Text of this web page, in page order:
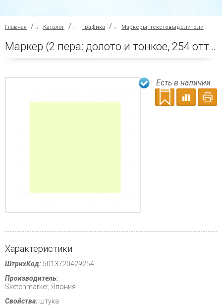
Главная → Каталог → Графика → Маркеры, текстовыделители
Маркер (2 пера: долото и тонкое, 254 оттенка)(Цвет маркера: Pistachio (Фисташковый))
Есть в наличии
Характеристики:
ШтрихКод: 5013720429254
Производитель:
Sketchmarker, Япония
Свойства: штука